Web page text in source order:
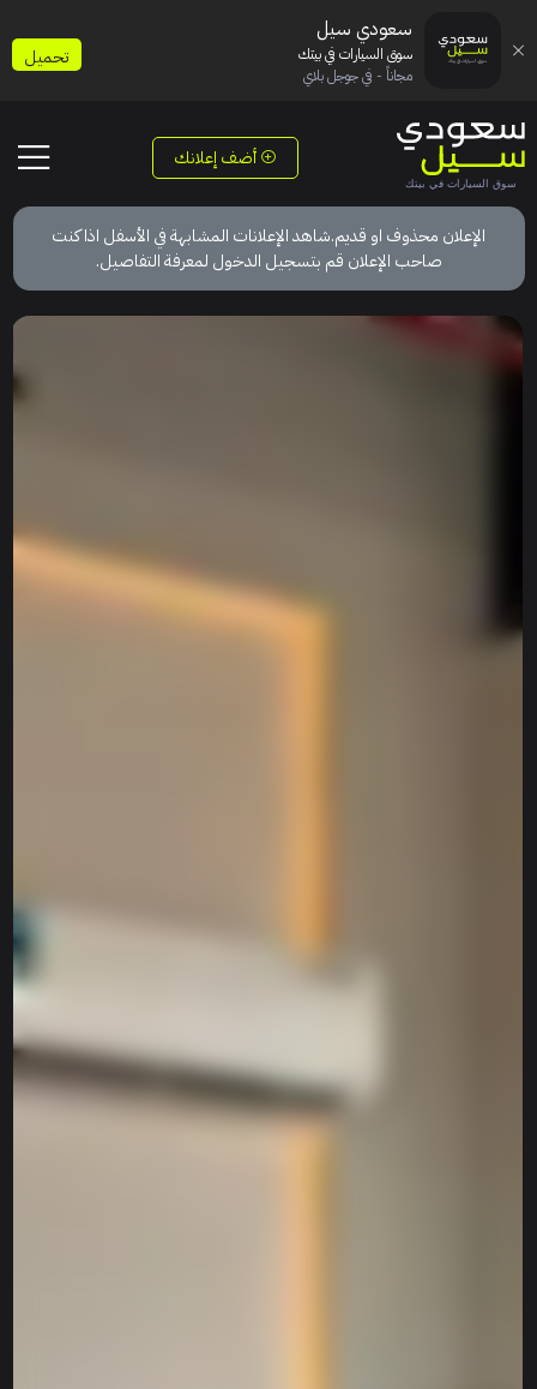
أضف إعلانك
الإعلان محذوف او قديم.شاهد الإعلانات المشابهة في الأسفل اذا كنت
صاحب الإعلان قم بتسجيل الدخول لمعرفة التفاصيل.
سعودي سيل
سوق السيارات في بيتك
مجاناً - في جوجل بلاي
تحميل